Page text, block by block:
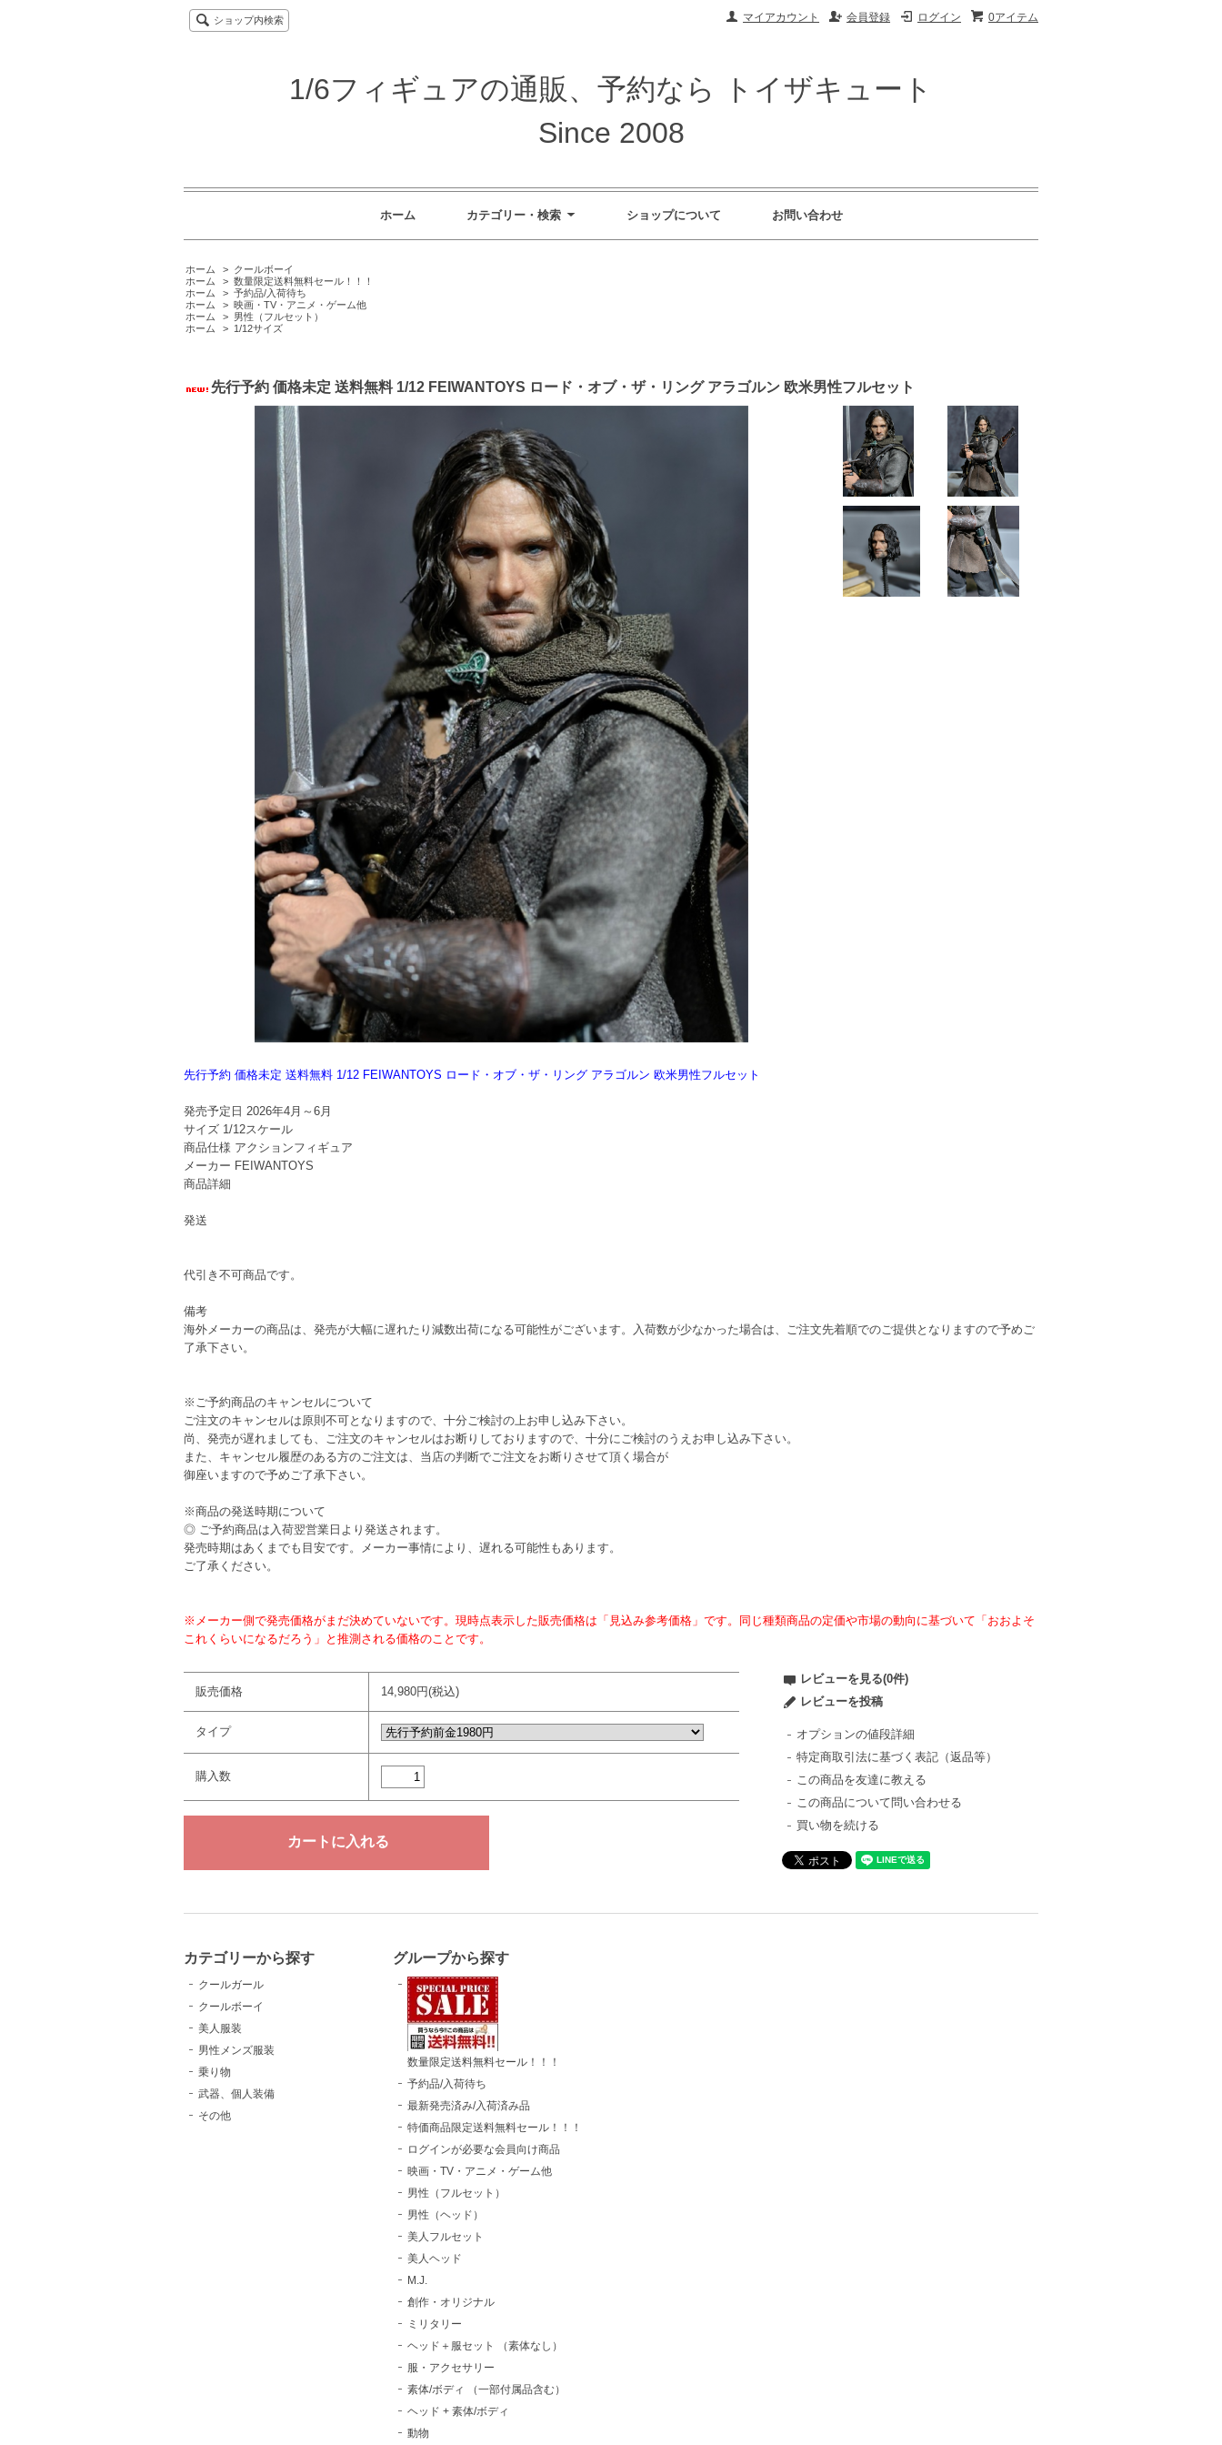
0アイテム
ログイン
会員登録
マイアカウント
ショップ内検索
1/6フィギュアの通販、予約なら トイザキュート
Since 2008
ホーム カテゴリー・検索 ショップについて お問い合わせ
ホーム > クールボーイ
ホーム
> 数量限定送料無料セール！！！
ホーム
> 予約品/入荷待ち
ホーム
> 映画・TV・アニメ・ゲーム他
ホーム
> 男性（フルセット）
ホーム
> 1/12サイズ
先行予約 価格未定 送料無料 1/12 FEIWANTOYS ロード・オブ・ザ・リング アラゴルン 欧米男性フルセット
先行予約 価格未定 送料無料 1/12 FEIWANTOYS ロード・オブ・ザ・リング アラゴルン 欧米男性フルセット
発売予定日 2026年4月～6月
サイズ 1/12スケール
商品仕様 アクションフィギュア
メーカー FEIWANTOYS
商品詳細
発送
代引き不可商品です。
備考
海外メーカーの商品は、発売が大幅に遅れたり減数出荷になる可能性がございます。入荷数が少なかった場合は、ご注文先着順でのご提供となりますので予めご
了承下さい。
※ご予約商品のキャンセルについて
ご注文のキャンセルは原則不可となりますので、十分ご検討の上お申し込み下さい。
尚、発売が遅れましても、ご注文のキャンセルはお断りしておりますので、十分にご検討のうえお申し込み下さい。
また、キャンセル履歴のある方のご注文は、当店の判断でご注文をお断りさせて頂く場合が
御座いますので予めご了承下さい。
※商品の発送時期について
◎ ご予約商品は入荷翌営業日より発送されます。
発売時期はあくまでも目安です。メーカー事情により、遅れる可能性もあります。
ご了承ください。
※メーカー側で発売価格がまだ決めていないです。現時点表示した販売価格は「見込み参考価格」です。同じ種類商品の定価や市場の動向に基づいて「おおよそ
これくらいになるだろう」と推測される価格のことです。
販売価格 14,980円(税込)
タイプ
購入数
レビューを見る(0件)
レビューを投稿
オプションの値段詳細
特定商取引法に基づく表記（返品等）
この商品を友達に教える
この商品について問い合わせる
買い物を続ける
カテゴリーから探す
クールガール
クールボーイ
美人服装
男性メンズ服装
乗り物
武器、個人装備
その他
グループから探す
数量限定送料無料セール！！！
予約品/入荷待ち
最新発売済み/入荷済み品
特価商品限定送料無料セール！！！
ログインが必要な会員向け商品
映画・TV・アニメ・ゲーム他
男性（フルセット）
男性（ヘッド）
美人フルセット
美人ヘッド
M.J.
創作・オリジナル
ミリタリー
ヘッド＋服セット （素体なし）
服・アクセサリー
素体/ボディ （一部付属品含む）
ヘッド + 素体/ボディ
動物